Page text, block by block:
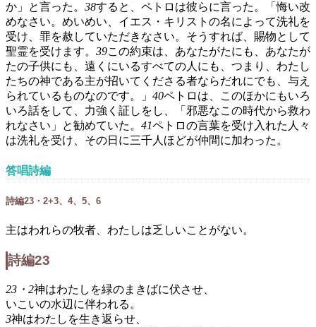
か」と言った。 38すると、ペトロは彼らに言った。「悔い改
めなさい。めいめい、イエス・キリストの名によって洗礼を
受け、罪を赦していただきなさい。そうすれば、賜物として
聖霊を受けます。 39この約束は、あなたがたにも、あなたが
たの子供にも、遠くにいるすべての人にも、つまり、わたし
たちの神である主が招いてくださる者ならだれにでも、与え
られているものなのです。」 40ペトロは、このほかにもいろ
いろ話をして、力強く証しをし、「邪悪なこの時代から救わ
れなさい」と勧めていた。 41ペトロの言葉を受け入れた人々
は洗礼を受け、その日に三千人ほどが仲間に加わった。
答唱詩編
詩編23・2+3、4、5、6
主はわれらの牧者、わたしは乏しいことがない。
詩編23
23・2神はわたしを緑のまきばに伏させ、
いこいの水辺に伴われる。
3神はわたしを生き返らせ、